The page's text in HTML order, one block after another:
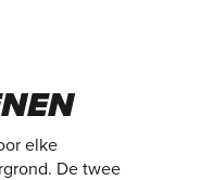
elke
De twee